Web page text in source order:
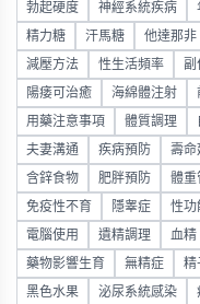
勃起硬度 神經系統疾病
精力糖 汗馬糖 他達那非
減壓方法 性生活頻率 副
陽痿可治癒 海綿體注射
用藥注意事項 體質調理
夫妻溝通 疾病預防 壽命
含鋅食物 肥胖預防 體重
免疫性不育 隱睾症 性功
電腦使用 遺精調理 血精
藥物影響生育 無精症 精
黑色水果 泌尿系統感染